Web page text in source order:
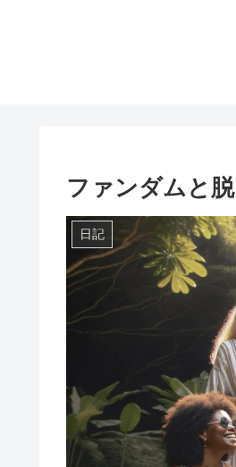
ファンダムと
日記